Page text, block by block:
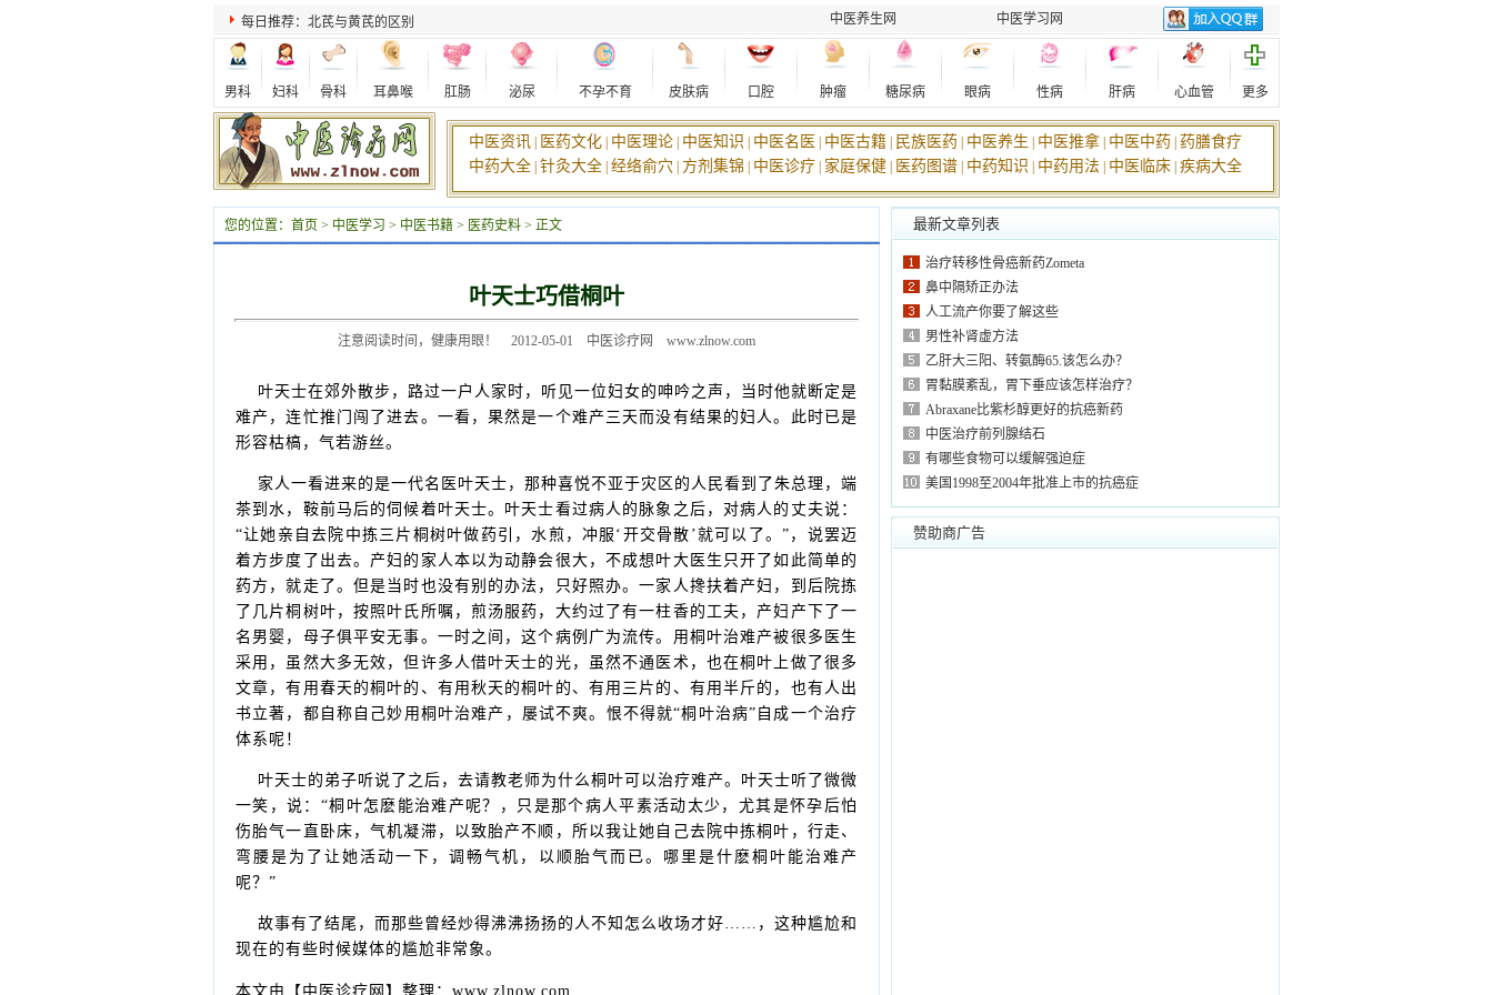
每日推荐：北芪与黄芪的区别 中医学习网
中医养生网
男科 妇科 骨科 耳鼻喉 肛肠 泌尿 不孕不育 皮肤病 口腔 肿瘤 糖尿病 眼病 性病 肝病 心血管 更多
中医资讯 医药文化 中医理论 中医知识 中医名医 中医古籍 民族医药 中医养生 中医推拿 中医中药
药膳食疗
中药大全 针灸大全 经络俞穴 方剂集锦 中医诊疗 家庭保健 医药图谱 中药知识 中药用法 中医临床 疾病大全
您的位置： 首页 > 中医学习 > 中医书籍 > 医药史料 > 正文
叶天士巧借桐叶
注意阅读时间，健康用眼！ 2012-05-01 中医诊疗网 www.zlnow.com
叶天士在郊外散步，路过一户人家时，听见一位妇女的呻吟之声，当时他就断定是
难产，连忙推门闯了进去。一看，果然是一个难产三天而没有结果的妇人。此时已是
形容枯槁，气若游丝。
家人一看进来的是一代名医叶天士，那种喜悦不亚于灾区的人民看到了朱总理，端
茶到水，鞍前马后的伺候着叶天士。叶天士看过病人的脉象之后，对病人的丈夫说：
“让她亲自去院中拣三片桐树叶做药引，水煎，冲服‘开交骨散’就可以了。”，说罢迈
着方步度了出去。产妇的家人本以为动静会很大，不成想叶大医生只开了如此简单的
药方，就走了。但是当时也没有别的办法，只好照办。一家人搀扶着产妇，到后院拣
了几片桐树叶，按照叶氏所嘱，煎汤服药，大约过了有一柱香的工夫，产妇产下了一
名男婴，母子俱平安无事。一时之间，这个病例广为流传。用桐叶治难产被很多医生
采用，虽然大多无效，但许多人借叶天士的光，虽然不通医术，也在桐叶上做了很多
文章，有用春天的桐叶的、有用秋天的桐叶的、有用三片的、有用半斤的，也有人出
书立著，都自称自己妙用桐叶治难产，屡试不爽。恨不得就“桐叶治病”自成一个治疗
体系呢！
叶天士的弟子听说了之后，去请教老师为什么桐叶可以治疗难产。叶天士听了微微
一笑，说：“桐叶怎麽能治难产呢？，只是那个病人平素活动太少，尤其是怀孕后怕
伤胎气一直卧床，气机凝滞，以致胎产不顺，所以我让她自己去院中拣桐叶，行走、
弯腰是为了让她活动一下，调畅气机，以顺胎气而已。哪里是什麽桐叶能治难产
呢？”
故事有了结尾，而那些曾经炒得沸沸扬扬的人不知怎么收场才好……，这种尴尬和
现在的有些时候媒体的尴尬非常象。
本文由【中医诊疗网】整理：www.zlnow.com
最新文章列表
治疗转移性骨癌新药Zometa
鼻中隔矫正办法
人工流产你要了解这些
男性补肾虚方法
乙肝大三阳、转氨酶65.该怎么办？
胃黏膜紊乱，胃下垂应该怎样治疗？
Abraxane比紫杉醇更好的抗癌新药
中医治疗前列腺结石
有哪些食物可以缓解强迫症
美国1998至2004年批准上市的抗癌症
赞助商广告